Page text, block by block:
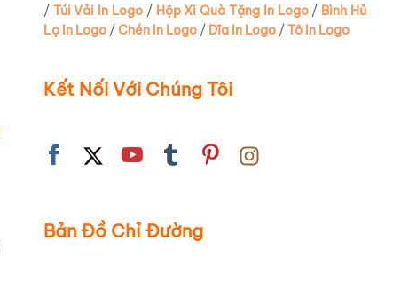
/ Túi Vải In Logo / Hộp Xi Quà Tặng In Logo/ Bình Hủ
Lọ In Logo/Chén In Logo/ Dĩa In Logo/Tô In Logo
Kết Nối Với Chúng Tôi
Bản Đồ Chỉ Đường